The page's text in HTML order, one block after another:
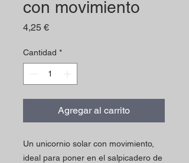
con movimiento
4,25 €Precio
Cantidad *
Agregar al carrito
Un unicornio solar con movimiento,
ideal para poner en el salpicadero de